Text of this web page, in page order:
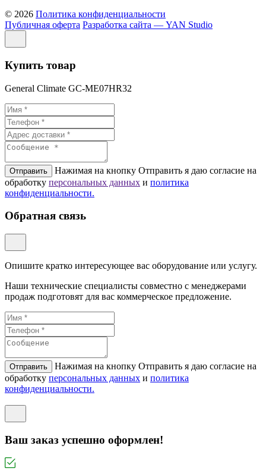
© 2026 Политика конфиденциальности
Публичная оферта Разработка сайта — YAN Studio
Купить товар
General Climate GC-ME07HR32
Отправить
Нажимая на кнопку Отправить я даю согласие на
обработку персональных данных и политикa
конфиденциальности.
Обратная связь
Опишите кратко интересующее вас оборудование или услугу.
Наши технические специалисты совместно с менеджерами
продаж подготовят для вас коммерческое предложение.
Отправить
Нажимая на кнопку Отправить я даю согласие на
обработку персональных данных и политикa
конфиденциальности.
Ваш заказ успешно оформлен!